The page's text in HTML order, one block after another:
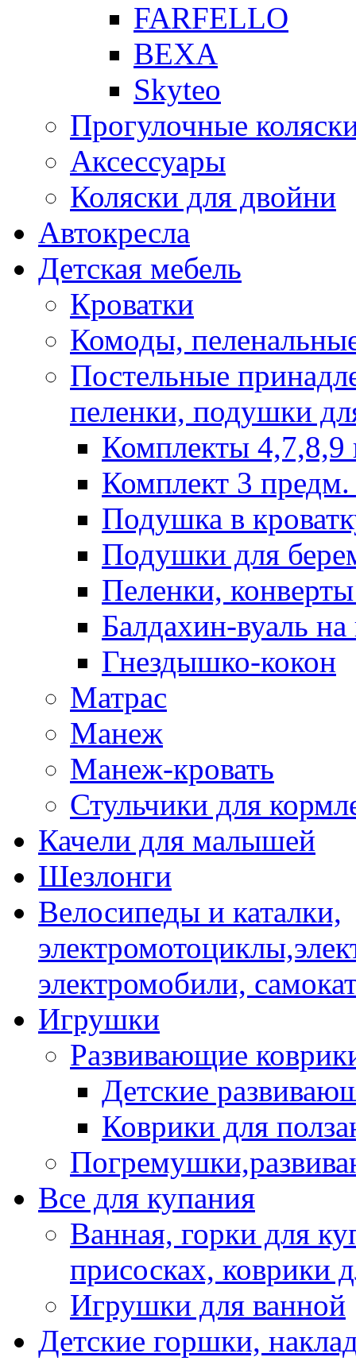
FARFELLO
BEXA
Skyteo
Прогулочные
Аксессуары
Коляски для двойни
Автокресла
Детская мебель
Кроватки
Комоды,
Постельные
пеленки, подушки
Комплекты 4,7,8,9
Комплект 3 предм.
Подушка в
Подушки для
Пеленки,
Балдахин-вуаль на
Гнездышко-кокон
Матрас
Манеж
Манеж-кровать
Стульчики для
Качели для малышей
Шезлонги
Велосипеды и каталки,
электромобили,
Игрушки
Развивающие
Детские
Коврики для
Все для купания
Ванная, горки для
присосках, коврики
Игрушки для ванной
Детские горшки,